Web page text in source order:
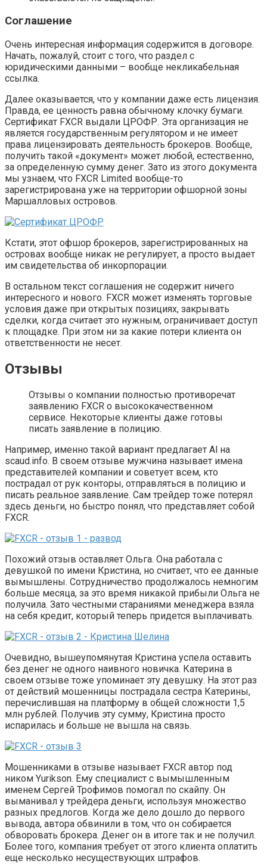
Соглашение
Очень интересная информация содержится в договоре.
Начать, пожалуй, стоит с того, что раздел с
юридическими данными – вообще некликабельная
ссылка.
Далее оказывается, что у компании даже есть лицензия.
Правда, ее ценность равна обычному клочку бумаги.
Сертификат FXCR выдали ЦРОФР. Эта организация не
является государственным регулятором и не имеет
права лицензировать деятельность брокеров. Вообще,
получить такой «документ» может любой, естественно,
за определенную сумму денег. Зато из этого документа
мы узнаем, что FXCR Limited вообще-то
зарегистрирована уже на территории офшорной зоны
Маршалловых островов.
Кстати, этот офшор брокеров, зарегистрированных на
островах вообще никак не регулирует, а просто выдает
им свидетельства об инкорпорации.
В остальном текст соглашения не содержит ничего
интересного и нового. FXCR может изменять торговые
условия даже при открытых позициях, закрывать
сделки, когда считает это нужным, ограничивает доступ
к площадке. При этом ни за какие потери клиента он
ответственности не несет.
Отзывы
Отзывы о компании полностью противоречат
заявлению FXCR о высококачественном
сервисе. Некоторые клиенты даже готовы
писать заявление в полицию.
Например, именно такой вариант предлагает Al на
scaud.info. В своем отзыве мужчина называет имена
представителей компании и советует всем, кто
пострадал от рук конторы, отправляться в полицию и
писать реальное заявление. Сам трейдер тоже потерял
здесь деньги, но быстро понял, что представляет собой
FXCR.
Похожий отзыв оставляет Ольга. Она работала с
девушкой по имени Кристина, но считает, что ее данные
вымышлены. Сотрудничество продолжалось немногим
больше месяца, за это время никакой прибыли Ольга не
получила. Зато честными стараниями менеджера взяла
на себя кредит, который теперь придется выплачивать.
Очевидно, вышеупомянутая Кристина успела оставить
без денег не одного наивного новичка. Катерина в
своем отзыве тоже упоминает эту девушку. На этот раз
от действий мошенницы пострадала сестра Катерины,
перечислившая на платформу в общей сложности 1,5
млн рублей. Получив эту сумму, Кристина просто
испарилась и больше не вышла на связь.
Мошенниками в отзыве называет FXCR автор под
ником Yurikson. Ему специалист с вымышленным
именем Сергей Трофимов помогал по скайпу. Он
выманивал у трейдера деньги, используя множество
разных предлогов. Когда же дело дошло до первого
вывода, автора обвинили в том, что он собирается
обворовать брокера. Денег он в итоге так и не получил.
Более того, компания требует от этого клиента оплатить
еще несколько несуществующих штрафов.